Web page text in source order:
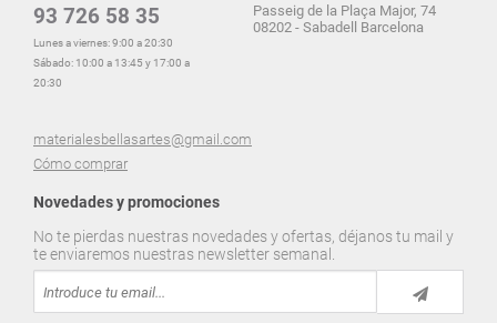
93 726 58 35
Lunes a viernes: 9:00 a 20:30
Sábado: 10:00 a 13:45 y 17:00 a
20:30
materialesbellasartes@gmail.com
Cómo comprar
Passeig de la Plaça Major, 74
08202 - Sabadell Barcelona
Novedades y promociones
No te pierdas nuestras novedades y ofertas, déjanos tu mail y
te enviaremos nuestras newsletter semanal.